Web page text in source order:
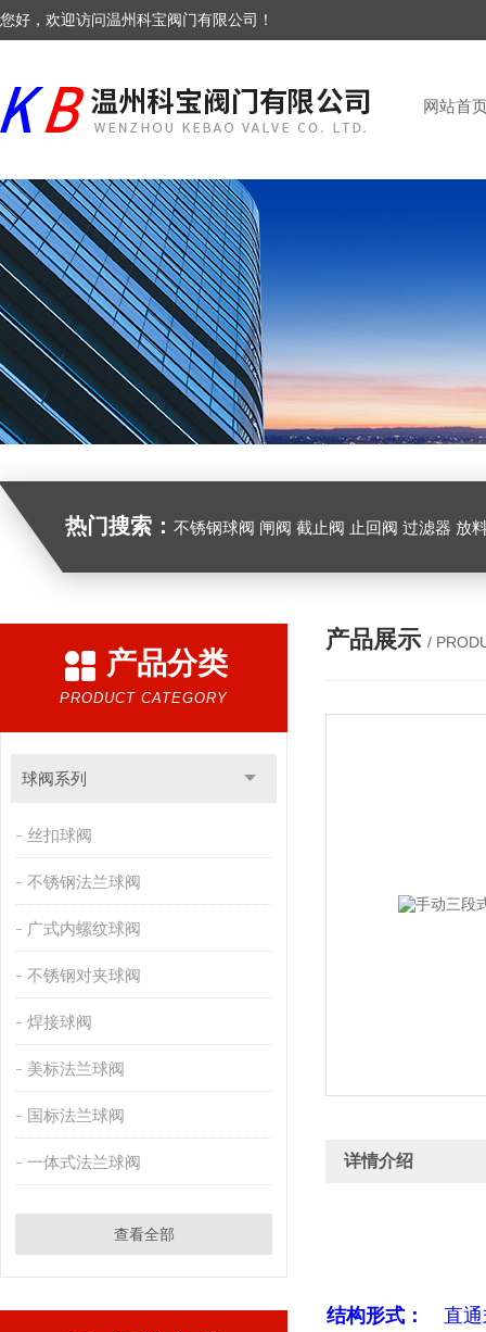
您好，欢迎访问温州科宝阀门有限公司！
网站首
热门搜索： 不锈钢球阀 闸阀 截止阀 止回阀 过滤器 放
产品分类
PRODUCT CATEGORY
球阀系列
丝扣球阀
不锈钢法兰球阀
广式内螺纹球阀
不锈钢对夹球阀
焊接球阀
美标法兰球阀
国标法兰球阀
一体式法兰球阀
查看全部
产品展示 /
详情介绍
结构形式：
直